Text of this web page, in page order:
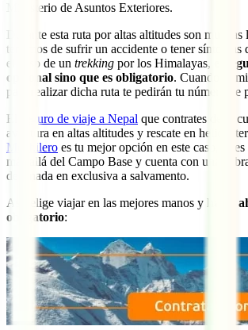
Ministerio de Asuntos Exteriores.
Durante esta ruta por altas altitudes son
tenemos de sufrir un accidente o tener síntomas
el caso de un trekking por los Himalayas,
el
opcional sino que es obligatorio. Cuando
para realizar dicha ruta te pedirán tu número de
El
seguro de viaje a Nepal que contrates debe
aventura en altas altitudes y rescate en
Mochilero es tu mejor opción en este caso, pues
más allá del Campo Base y cuenta con una
destinada en exclusiva a salvamento.
Así, elige viajar en las mejores manos y hazte
obligatorio: